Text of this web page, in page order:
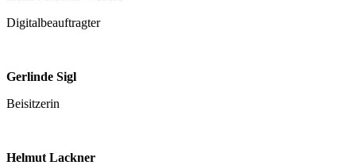
Digitalbeauftragter
Gerlinde Sigl
Beisitzerin
Helmut Lackner